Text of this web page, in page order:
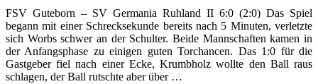
FSV Guteborn – SV Germania Ruhland II 6:0 (2:0) Das Spiel
begann mit einer Schrecksekunde bereits nach 5 Minuten, verletzte
sich Worbs schwer an der Schulter. Beide Mannschaften kamen in
der Anfangsphase zu einigen guten Torchancen. Das 1:0 für die
Gastgeber fiel nach einer Ecke, Krumbholz wollte den Ball raus
schlagen, der Ball rutschte aber über …